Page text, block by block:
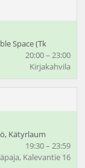
Space (Tk
20:00 – 23:00
Kirjakahvila
Kätyrlaum
19:30 – 23:59
Kalevantie 16